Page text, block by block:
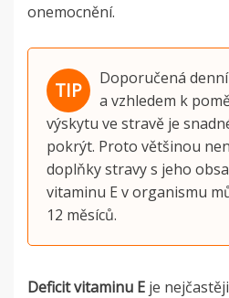
onemocnění.
Doporučená
a vzhledem k
výskytu ve stravě je
pokrýt. Proto většinou
doplňky stravy s jeho
vitaminu E v organismu
12 měsíců.
Deficit vitaminu E je